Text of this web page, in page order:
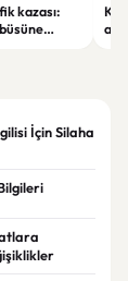
kazası:
İçin Silaha